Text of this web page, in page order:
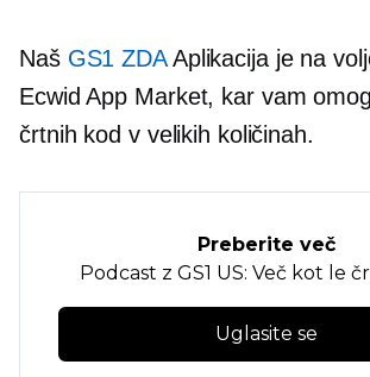
Naš GS1 ZDAAplikacija je na
Ecwid App Market, kar vam
črtnih kod v velikih količinah.
Preberite več
Podcast z GS1 US: Več kot le
Uglasite se